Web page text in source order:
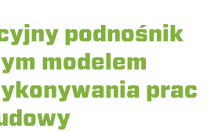
podnośnik
modelem
prac